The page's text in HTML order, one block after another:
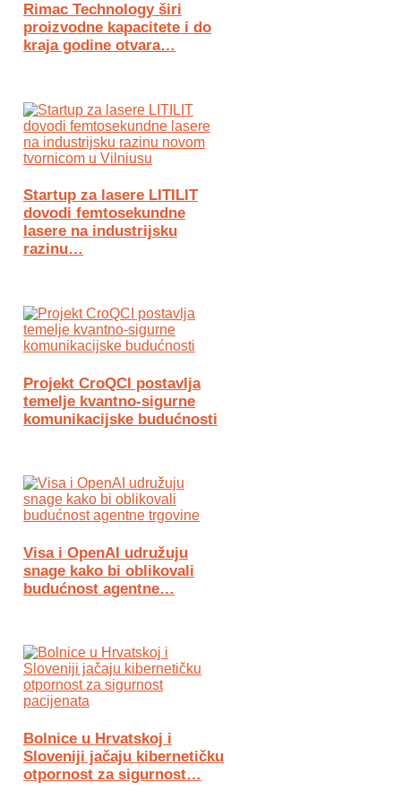
Rimac Technology širi
proizvodne kapacitete i do
kraja godine otvara…
Startup za lasere LITILIT
dovodi femtosekundne
lasere na industrijsku
razinu…
Projekt CroQCI postavlja
temelje kvantno-sigurne
komunikacijske budućnosti
Visa i OpenAI udružuju
snage kako bi oblikovali
budućnost agentne…
Bolnice u Hrvatskoj i
Sloveniji jačaju kibernetičku
otpornost za sigurnost…